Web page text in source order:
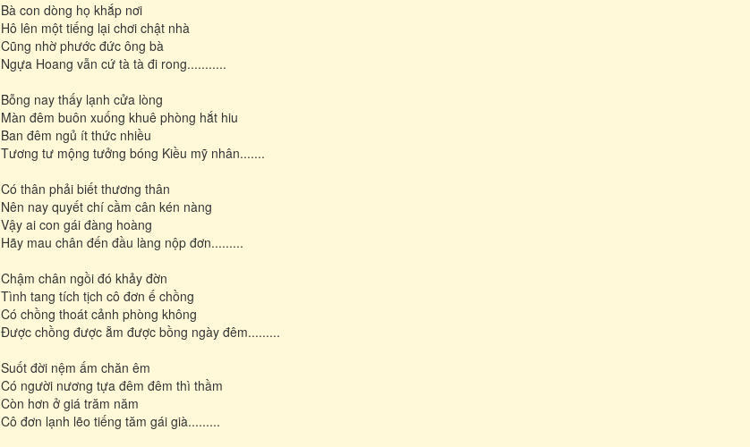
Bà con dòng họ khắp nơi
Hô lên một tiếng lại chơi chật nhà
Cũng nhờ phước đức ông bà
Ngựa Hoang vẫn cứ tà tà đi rong...........
Bỗng nay thấy lạnh cửa lòng
Màn đêm buôn xuống khuê phòng hắt hiu
Ban đêm ngủ ít thức nhiều
Tương tư mộng tưởng bóng Kiều mỹ nhân.......
Có thân phải biết thương thân
Nên nay quyết chí cầm cân kén nàng
Vậy ai con gái đàng hoàng
Hãy mau chân đến đầu làng nộp đơn.........
Chậm chân ngồi đó khảy đờn
Tình tang tích tịch cô đơn ế chồng
Có chồng thoát cảnh phòng không
Được chồng được ẵm được bồng ngày đêm.........
Suốt đời nệm ấm chăn êm
Có người nương tựa đêm đêm thì thầm
Còn hơn ở giá trăm năm
Cô đơn lạnh lẽo tiếng tăm gái già.........